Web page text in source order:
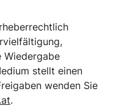
stellt einen
wenden Sie
.